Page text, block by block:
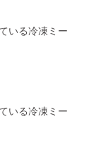
いる冷凍ミー
いる冷凍ミー